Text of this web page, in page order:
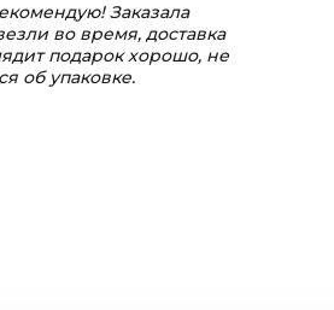
Заказала
во время, доставка
подарок хорошо, не
об упаковке.